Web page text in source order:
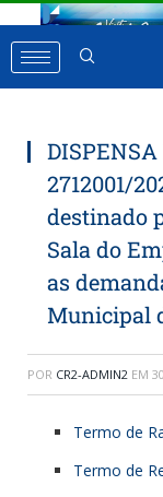
DISPENSA
2712001/
destinado
Sala do
as
Municipal
POR CR2-ADMIN2 EM
Termo de
Termo de